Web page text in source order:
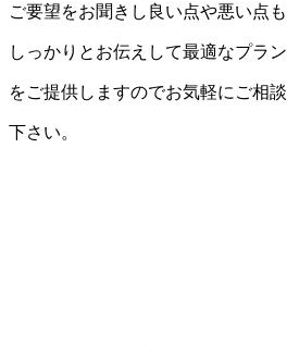
ご要望をお聞きし良い点や悪い点も
しっかりとお伝えして最適なプラン
をご提供しますのでお気軽にご相談
下さい。